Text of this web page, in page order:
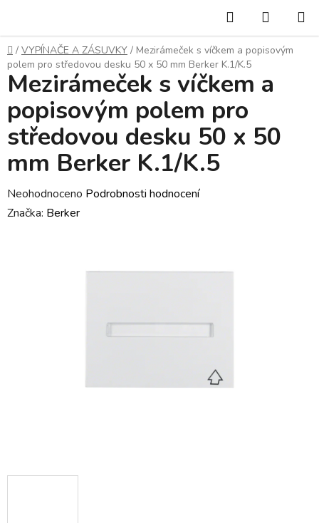
obsah
Hledat
KOŠÍK
Domů
/ VYPÍNAČE A ZÁSUVKY / Mezirámeček s víčkem a popisovým
polem pro středovou desku 50 x 50 mm Berker K.1/K.5
Mezirámeček s víčkem a
popisovým polem pro
středovou desku 50 x 50
mm Berker K.1/K.5
Průměrné
hodnocení
Neohodnoceno Podrobnosti hodnocení
Značka: Berker